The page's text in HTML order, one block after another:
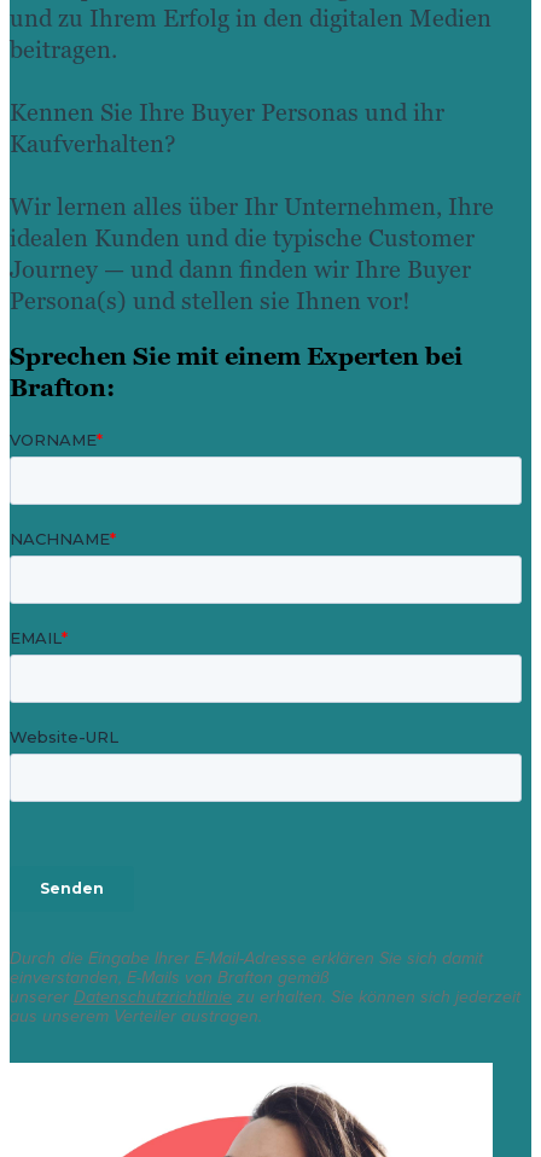
und zu Ihrem Erfolg in den digitalen Medien
beitragen.
Kennen Sie Ihre Buyer Personas und ihr
Kaufverhalten?
Wir lernen alles über Ihr Unternehmen, Ihre
idealen Kunden und die typische Customer
Journey — und dann finden wir Ihre Buyer
Persona(s) und stellen sie Ihnen vor!
Sprechen Sie mit einem Experten bei
Brafton:
Durch die Eingabe Ihrer E-Mail-Adresse erklären Sie sich damit
einverstanden, E-Mails von Brafton gemäß
unsererDatenschutzrichtlinie zu erhalten. Sie können sich jederzeit
aus unserem Verteiler austragen.